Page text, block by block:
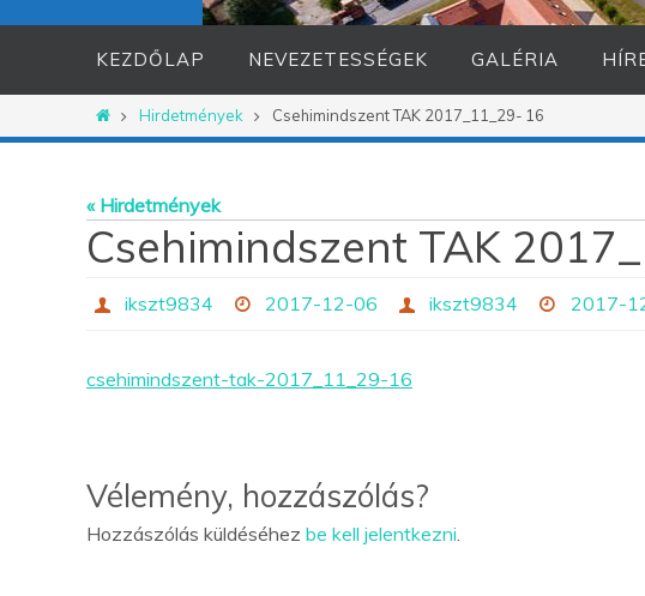
KEZDŐLAP NEVEZETESSÉGEK GALÉRIA
OtthonHirdetmények Csehimindszent TAK 2017_11_29- 16
« Hirdetmények
Csehimindszent TAK
ikszt9834 2017-12-06 ikszt9834 2017-
csehimindszent-tak-2017_11_29-16
Vélemény, hozzászólás?
Hozzászólás küldéséhez be kell jelentkezni.